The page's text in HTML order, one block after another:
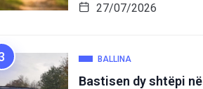
27/07/2026
BALLINA
Bastisen dy shtëpi në